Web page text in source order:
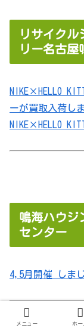
リサイク
リー名古屋
NIKE×HELLO
ーが買取入荷し
NIKE×HELLO
鳴海ハウジ
センター
4,5月開催 しま
メニュー ホー